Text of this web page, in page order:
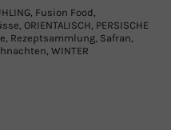
Fusion Food
ORIENTALISCH PERSISCHE
Rezeptsammlung Safran
WINTER